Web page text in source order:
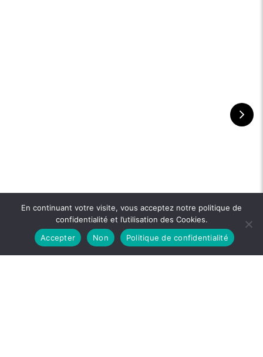
En continuant votre visite, vous acceptez notre politique de
confidentialité et l’utilisation des Cookies.
Accepter
Non Politique de confidentialité